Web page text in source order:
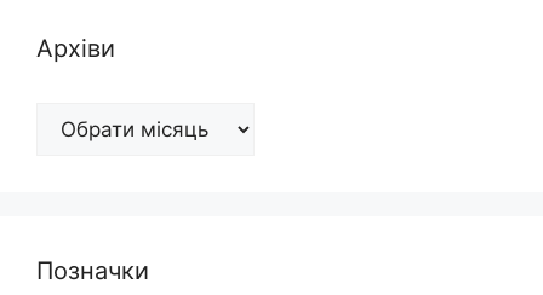
Архіви
Архіви
Позначки